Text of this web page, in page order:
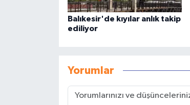
Balıkesir'de kıyılar anlık takip
ediliyor
Yorumlar